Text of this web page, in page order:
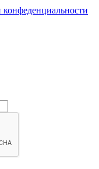
конфеденциальности